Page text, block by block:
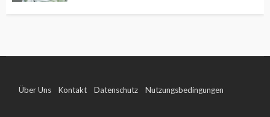
Über Uns Kontakt Datenschutz Nutzungsbedingungen